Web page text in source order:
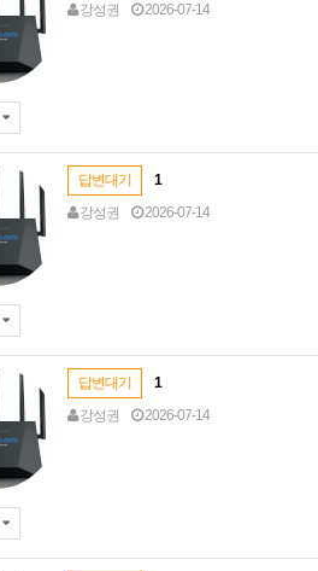
강성권
2026-07-14
답변대기
1
강성권
2026-07-14
답변대기
1
강성권
2026-07-14